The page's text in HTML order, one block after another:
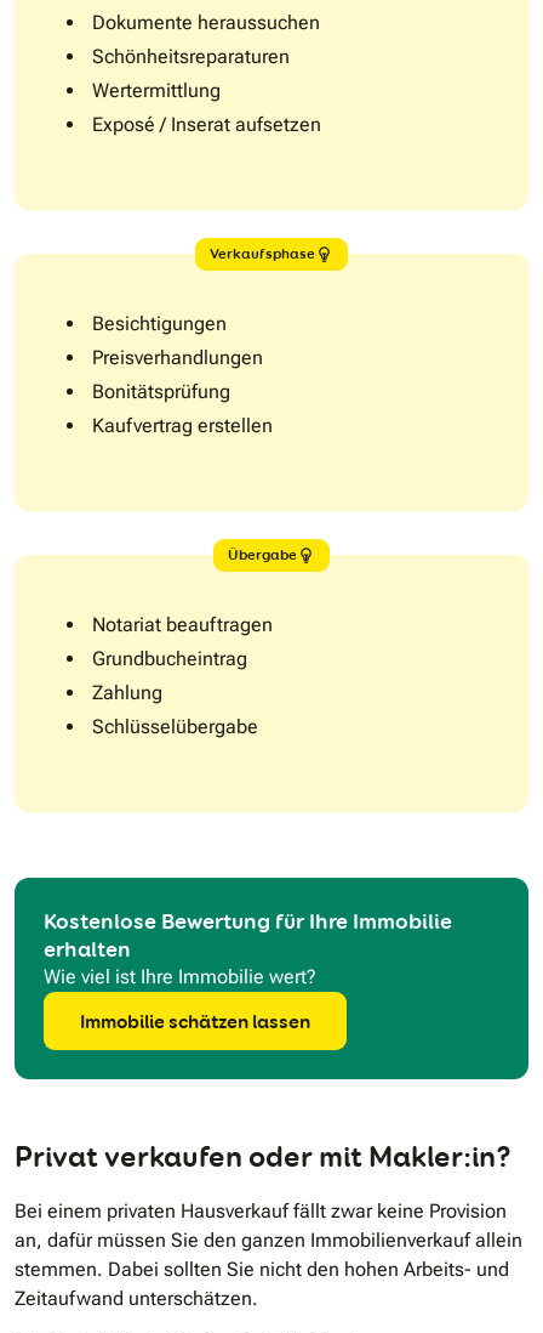
Dokumente heraussuchen
Schönheitsreparaturen
Wertermittlung
Exposé / Inserat aufsetzen
Verkaufsphase
Besichtigungen
Preisverhandlungen
Bonitätsprüfung
Kaufvertrag erstellen
Übergabe
Notariat beauftragen
Grundbucheintrag
Zahlung
Schlüsselübergabe
Kostenlose Bewertung für Ihre Immobilie
erhalten
Wie viel ist Ihre Immobilie wert?
Immobilie schätzen lassen
Privat verkaufen oder mit Makler:in?
Bei einem privaten Hausverkauf fällt zwar keine Provision
an, dafür müssen Sie den ganzen Immobilienverkauf allein
stemmen. Dabei sollten Sie nicht den hohen Arbeits- und
Zeitaufwand unterschätzen.